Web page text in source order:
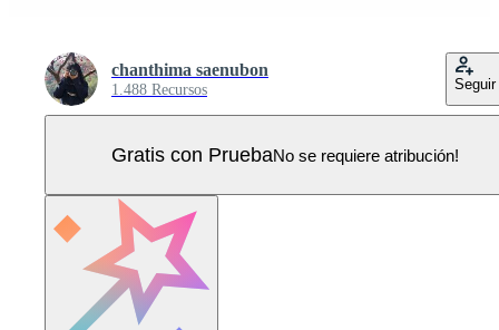
chanthima saenubon
1.488 Recursos Seguir
Gratis con PruebaNo se requiere atribución!